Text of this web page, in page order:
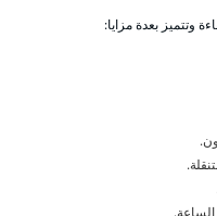
وتتميز بعدة مزايا: